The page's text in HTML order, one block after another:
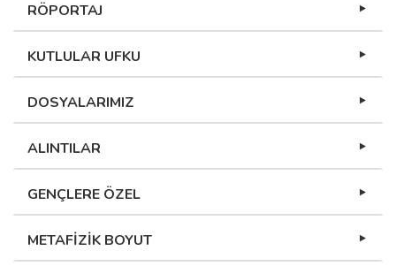
RÖPORTAJ
KUTLULAR UFKU
DOSYALARIMIZ
ALINTILAR
GENÇLERE ÖZEL
METAFİZİK BOYUT